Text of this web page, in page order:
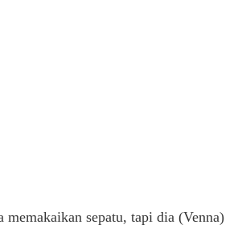
memakaikan sepatu, tapi dia (Venna)